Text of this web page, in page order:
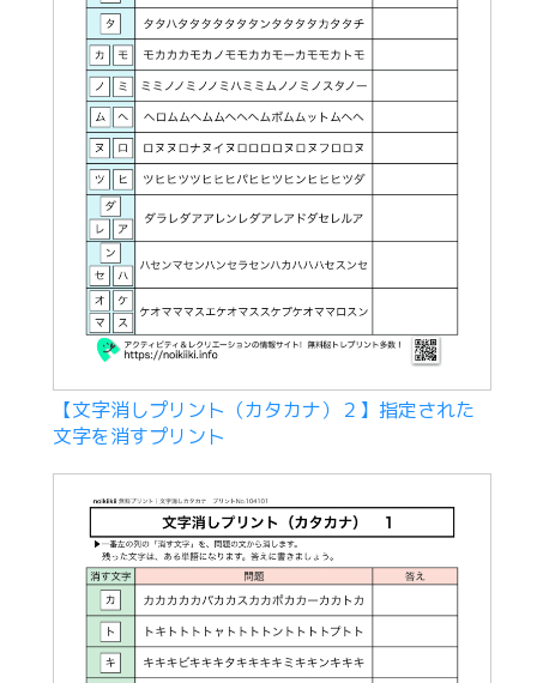
【文字消しプリント（カタカナ）２】指定された
文字を消すプリント